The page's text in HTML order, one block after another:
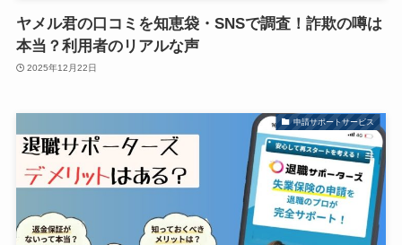
ヤメル君の口コミを知恵袋・SNSで調査！詐欺の噂は
本当？利用者のリアルな声
2025年12月22日
申請サポートサービス